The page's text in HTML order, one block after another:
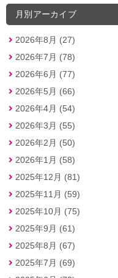
月別アーカイブ
2026年8月 (27)
2026年7月 (78)
2026年6月 (77)
2026年5月 (66)
2026年4月 (54)
2026年3月 (55)
2026年2月 (50)
2026年1月 (58)
2025年12月 (81)
2025年11月 (59)
2025年10月 (75)
2025年9月 (61)
2025年8月 (67)
2025年7月 (69)